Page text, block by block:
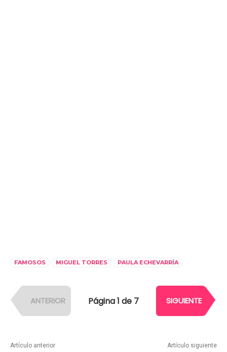
FAMOSOS MIGUEL TORRES PAULA ECHEVARRÍA
ANTERIOR Página 1 de 7 SIGUIENTE
Artículo anterior Artículo siguiente